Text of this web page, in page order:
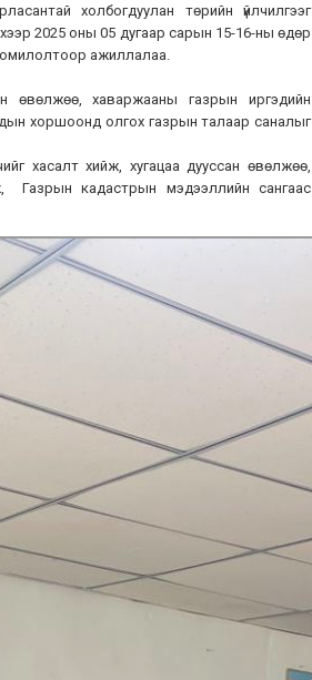
холбогдуулан төрийн үйлчилгээг
2025 оны 05 дугаар сарын 15-16-ны өдөр
ажиллалаа.
өвөлжөө, хаваржааны газрын иргэдийн
хоршоонд олгох газрын талаар саналыг
хасалт хийж, хугацаа дууссан өвөлжөө,
Газрын кадастрын мэдээллийн сангаас